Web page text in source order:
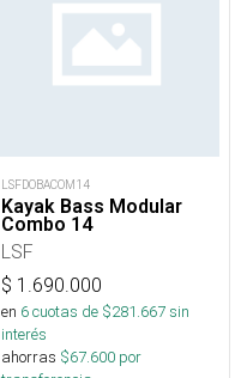
LSFDOBACOM14
Kayak Bass Modular
Combo 14
LSF
$ 1.690.000
en 6cuotas de $281.667sin
interés
ahorras $67.600 por